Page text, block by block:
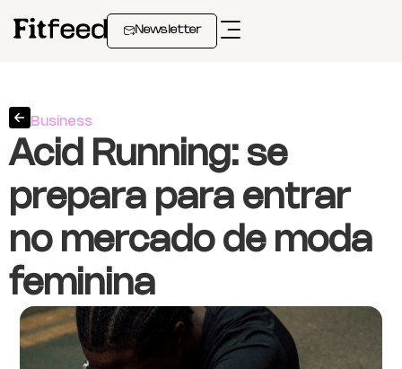
Newsletter
Business
Acid Running: se
prepara para entrar
no mercado de moda
feminina